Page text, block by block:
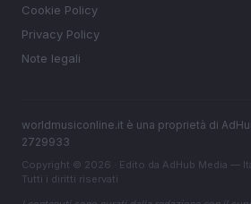
Cookie Policy
Privacy Policy
Note legali
worldmusiconline.it è una proprietà di
2729933
Copyright © 2026 · Edito da AdHub Media —
Tutti i diritti riservati